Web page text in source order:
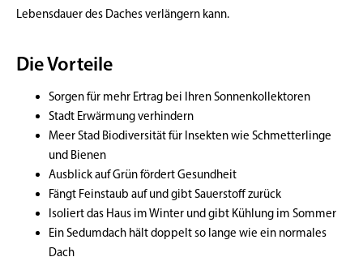
Lebensdauer des Daches verlängern kann.
Die Vorteile
Sorgen für mehr Ertrag bei Ihren Sonnenkollektoren
Stadt Erwärmung verhindern
MeerStad Biodiversitätfür Insekten wie Schmetterlinge
und Bienen
Ausblick auf Grün fördert Gesundheit
Fängt Feinstaub auf und gibt Sauerstoff zurück
Isoliert das Haus im Winter und gibt Kühlung im Sommer
Ein Sedumdach hält doppelt so lange wie ein normales
Dach